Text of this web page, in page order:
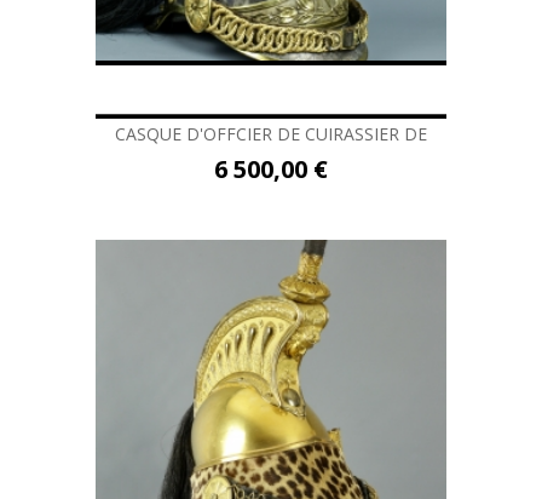
CASQUE D'OFFCIER DE CUIRASSIER DE
6 500,00 €